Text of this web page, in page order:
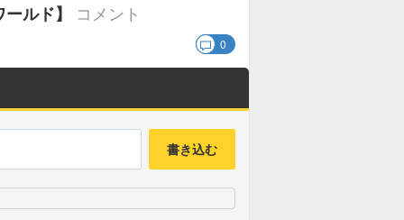
ルド】 コメント
0
書き込む